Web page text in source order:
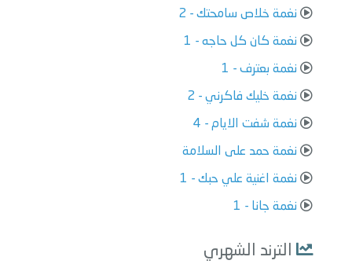
نغمة خلاص سامحتك - 2
نغمة كان كل حاجه - 1
نغمة بعترف - 1
نغمة خليك فاكرني - 2
نغمة شفت الايام - 4
نغمة حمد على السلامة
نغمة اغنية علي حبك - 1
نغمة جانا - 1
الترند الشهري